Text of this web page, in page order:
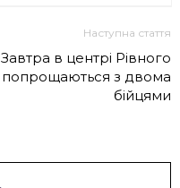
Наступна стаття
Завтра в центрі Рівного
попрощаються з двома
бійцями